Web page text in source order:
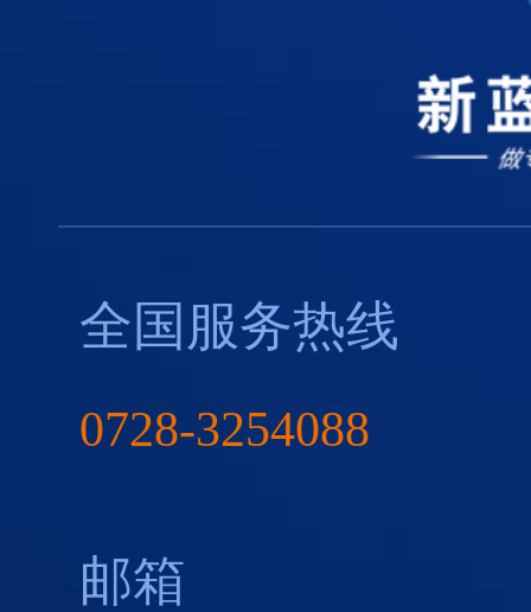
全国服务热线
0728-3254088
邮箱